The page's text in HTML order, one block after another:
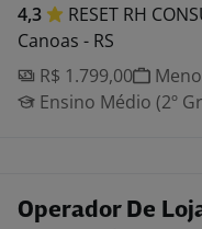
4,3 RESET RH
Canoas - RS
R$ 1.799,00
Ensino Médio (2º
Operador De